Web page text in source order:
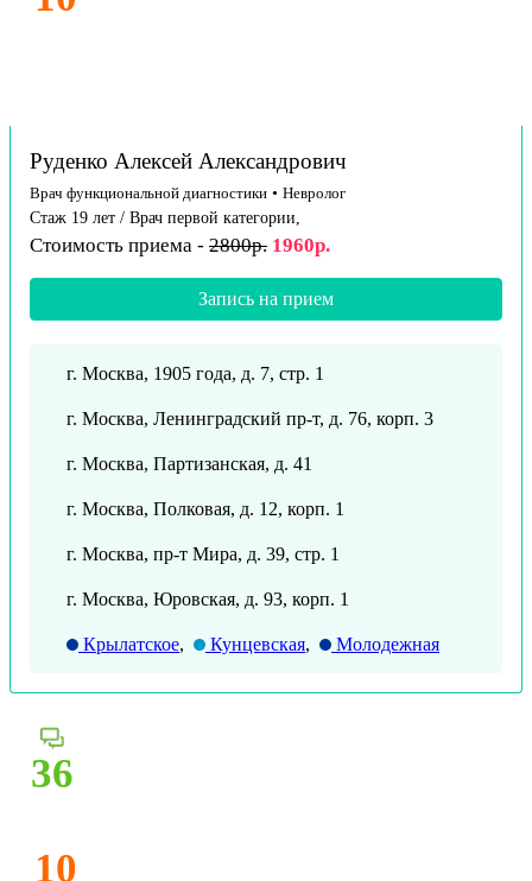
Руденко Алексей Александрович
Врач функциональной диагностики • Невролог
Стаж 19 лет / Врач первой категории,
Стоимость приема - 2800р. 1960р.
Запись на прием
г. Москва, 1905 года, д. 7, стр. 1
г. Москва, Ленинградский пр-т, д. 76, корп. 3
г. Москва, Партизанская, д. 41
г. Москва, Полковая, д. 12, корп. 1
г. Москва, пр-т Мира, д. 39, стр. 1
г. Москва, Юровская, д. 93, корп. 1
Крылатское, Кунцевская, Молодежная
36
10